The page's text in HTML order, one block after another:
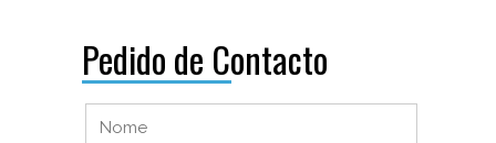
Pedido de Contacto